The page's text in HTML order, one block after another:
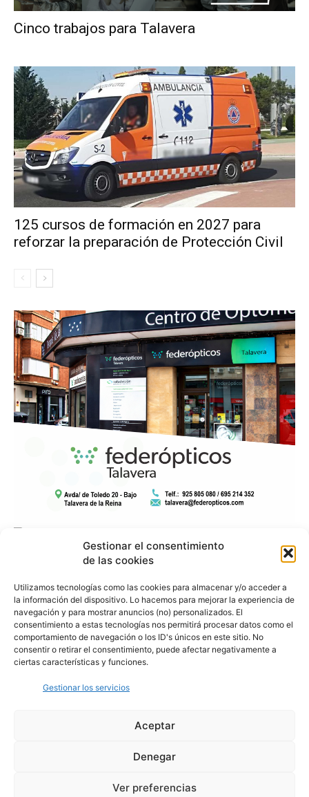
Gestionar el consentimiento
de las cookies
Utilizamos tecnologías como las cookies para almacenar y/o acceder a
la información del dispositivo. Lo hacemos para mejorar la experiencia de
navegación y para mostrar anuncios (no) personalizados. El
consentimiento a estas tecnologías nos permitirá procesar datos como el
comportamiento de navegación o los ID's únicos en este sitio. No
consentir o retirar el consentimiento, puede afectar negativamente a
ciertas características y funciones.
Gestionar los servicios
Aceptar
Denegar
Ver preferencias
Cinco trabajos para Talavera
125 cursos de formación en 2027 para
reforzar la preparación de Protección Civil